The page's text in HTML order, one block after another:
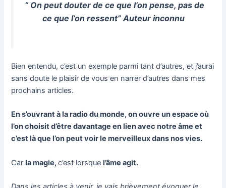
“ On peut douter de ce que l’on pense, pas de
ce que l’on ressent” Auteur inconnu
Bien entendu, c’est un exemple parmi tant d’autres, et j’aurai
sans doute le plaisir de vous en narrer d’autres dans mes
prochains articles.
En s’ouvrant à la radio du monde, on ouvre un espace où
l’on choisit d’être davantage en lien avec notre âme et
c’est là que l’on peut voir le merveilleux dans nos vies.
Carla magie,c’est lorsquel’âme agit.